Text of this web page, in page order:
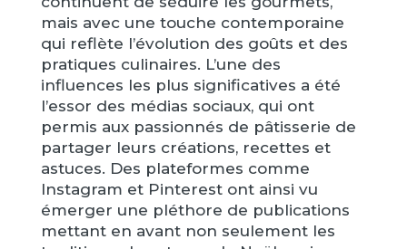
mais avec une touche contemporaine
qui reflète l’évolution des goûts et des
pratiques culinaires. L’une des
influences les plus significatives a été
l’essor des médias sociaux, qui ont
permis aux passionnés de pâtisserie de
partager leurs créations, recettes et
astuces. Des plateformes comme
Instagram et Pinterest ont ainsi vu
émerger une pléthore de publications
mettant en avant non seulement les